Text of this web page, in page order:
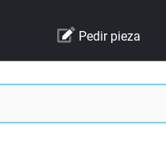
Pedir pieza